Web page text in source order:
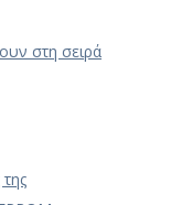
στη σειρά